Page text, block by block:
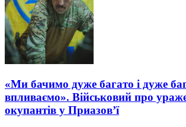
«Ми бачимо дуже багато і дуже
впливаємо». Військовий про
окупантів у Приазов’ї